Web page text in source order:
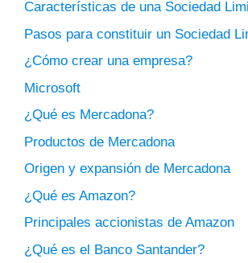
Características de una Sociedad
Pasos para constituir un Sociedad
¿Cómo crear una empresa?
Microsoft
¿Qué es Mercadona?
Productos de Mercadona
Origen y expansión de Mercadona
¿Qué es Amazon?
Principales accionistas de Amazon
¿Qué es el Banco Santander?